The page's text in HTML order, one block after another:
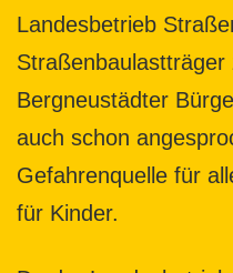
Landesbetrieb
Straßenbaulastträger
Bergneustädter
auch schon
Gefahrenquelle für
für Kinder.